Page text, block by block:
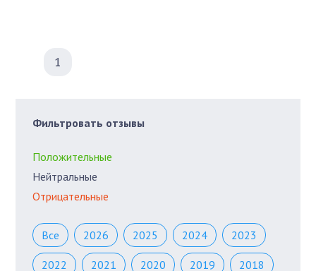
1
Фильтровать отзывы
Положительные
Нейтральные
Отрицательные
Все 2026 2025 2024 2023
2022 2021 2020 2019 2018